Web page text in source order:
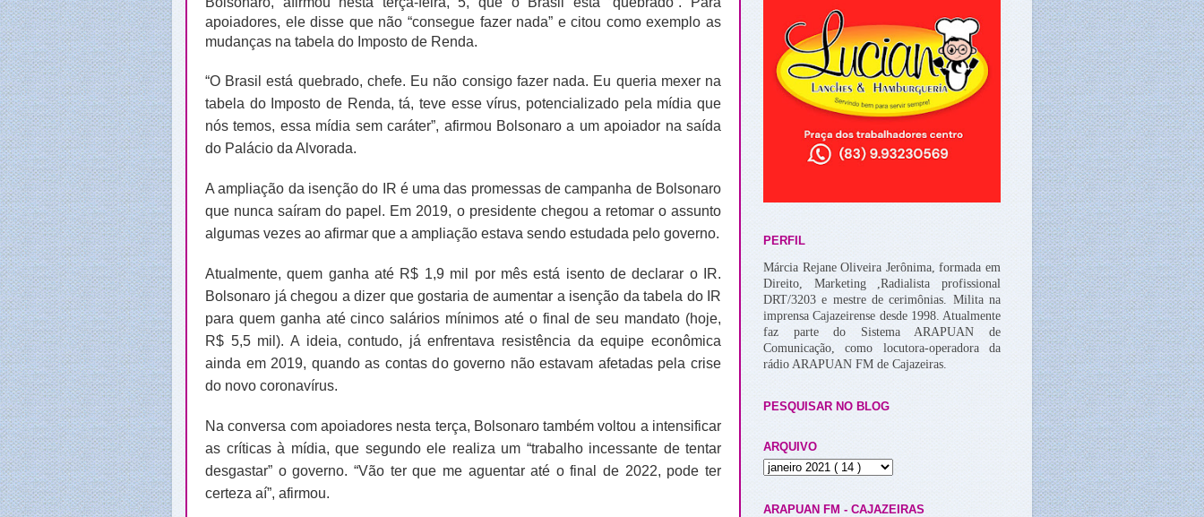
apoiadores, ele disse que não “consegue fazer nada” e citou como exemplo as
mudanças na tabela do Imposto de Renda.
“O Brasil está quebrado, chefe. Eu não consigo fazer nada. Eu queria mexer na
tabela do Imposto de Renda, tá, teve esse vírus, potencializado pela mídia que
nós temos, essa mídia sem caráter”, afirmou Bolsonaro a um apoiador na saída
do Palácio da Alvorada.
A ampliação da isenção do IR é uma das promessas de campanha de Bolsonaro
que nunca saíram do papel. Em 2019, o presidente chegou a retomar o assunto
algumas vezes ao afirmar que a ampliação estava sendo estudada pelo governo.
Atualmente, quem ganha até R$ 1,9 mil por mês está isento de declarar o IR.
Bolsonaro já chegou a dizer que gostaria de aumentar a isenção da tabela do IR
para quem ganha até cinco salários mínimos até o final de seu mandato (hoje,
R$ 5,5 mil). A ideia, contudo, já enfrentava resistência da equipe econômica
ainda em 2019, quando as contas do governo não estavam afetadas pela crise
do novo coronavírus.
Na conversa com apoiadores nesta terça, Bolsonaro também voltou a intensificar
as críticas à mídia, que segundo ele realiza um “trabalho incessante de tentar
desgastar” o governo. “Vão ter que me aguentar até o final de 2022, pode ter
certeza aí”, afirmou.
PERFIL
Márcia Rejane Oliveira Jerônima, formada em
Direito, Marketing ,Radialista profissional
DRT/3203 e mestre de cerimônias. Milita na
imprensa Cajazeirense desde 1998. Atualmente
faz parte do Sistema ARAPUAN de
Comunicação, como locutora-operadora da
rádio ARAPUAN FM de Cajazeiras.
PESQUISAR NO BLOG
ARQUIVO
ARAPUAN FM - CAJAZEIRAS